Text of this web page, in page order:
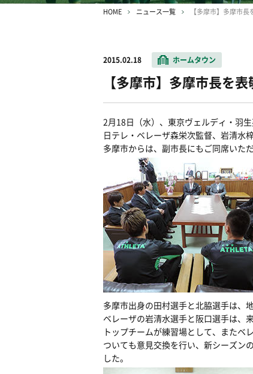
HOME ニュース一覧 【多摩市】多摩市
2015.02.18 ホームタウン
【多摩市】多摩市長を
2月18日（水）、東京ヴェルディ・羽
日テレ・ベレーザ森栄次監督、岩清水
多摩市からは、副市長にもご同席いただ
多摩市出身の田村選手と北脇選手は、
ベレーザの岩清水選手と阪口選手は、
トップチームが練習場として、またベ
ついても意見交換を行い、新シーズン
した。